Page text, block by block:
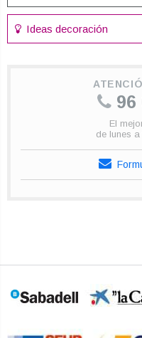
Ideas decoración
96
El
de lunes